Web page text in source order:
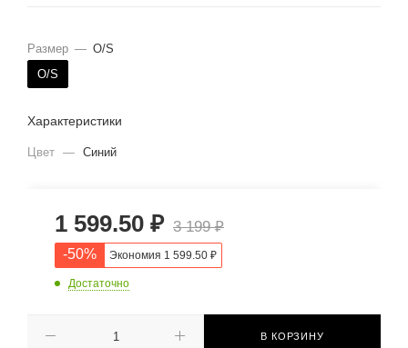
Размер — O/S
O/S
Характеристики
Цвет — Синий
1 599.50 ₽ 3 199₽
-50% Экономия 1 599.50 ₽
Достаточно
В КОРЗИНУ